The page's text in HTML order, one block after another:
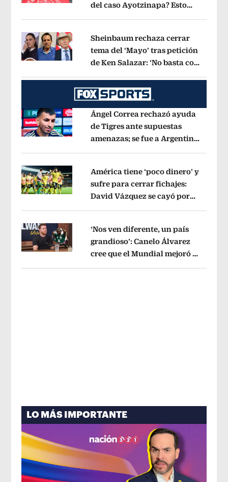
Opens in new windowdel caso Ayotzinapa? Esto
Opens in new window
Sheinbaum rechaza cerrar
tema del ‘Mayo’ tras petición
de Ken Salazar: ‘No basta con
Opens in new window
Ángel Correa rechazó ayuda
de Tigres ante supuestas
amenazas; se fue a Argentina
Opens in new window
América tiene ‘poco dinero’ y
sufre para cerrar fichajes:
David Vázquez se cayó por
Opens in new window
‘Nos ven diferente, un país
grandioso’: Canelo Álvarez
cree que el Mundial mejoró la
LO MÁS IMPORTANTE